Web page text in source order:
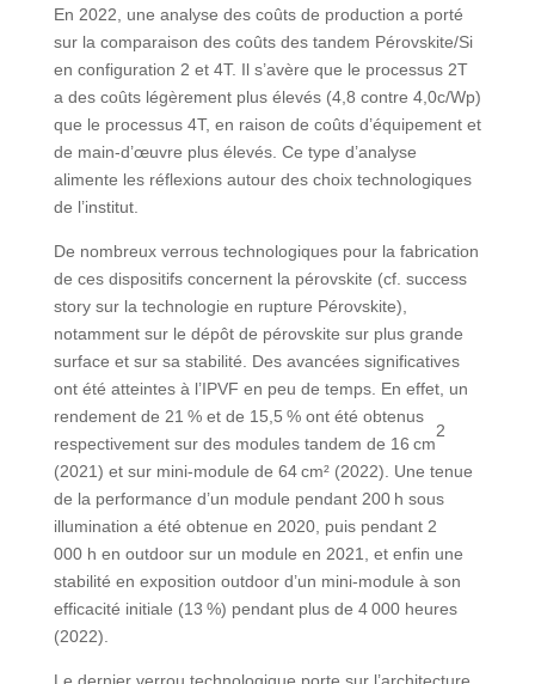
En 2022, une analyse des coûts de production a porté
sur la comparaison des coûts des tandem Pérovskite/Si
en configuration 2 et 4T. Il s’avère que le processus 2T
a des coûts légèrement plus élevés (4,8 contre 4,0c/Wp)
que le processus 4T, en raison de coûts d’équipement et
de main-d’œuvre plus élevés. Ce type d’analyse
alimente les réflexions autour des choix technologiques
de l’institut.
De nombreux verrous technologiques pour la fabrication
de ces dispositifs concernent la pérovskite (cf. success
story sur la technologie en rupture Pérovskite),
notamment sur le dépôt de pérovskite sur plus grande
surface et sur sa stabilité. Des avancées significatives
ont été atteintes à l’IPVF en peu de temps. En effet, un
rendement de 21 % et de 15,5 % ont été obtenus
respectivement sur des modules tandem de 16 cm
2
(2021) et sur mini-module de 64 cm² (2022). Une tenue
de la performance d’un module pendant 200 h sous
illumination a été obtenue en 2020, puis pendant 2
000 h en outdoor sur un module en 2021, et enfin une
stabilité en exposition outdoor d’un mini-module à son
efficacité initiale (13 %) pendant plus de 4 000 heures
(2022).